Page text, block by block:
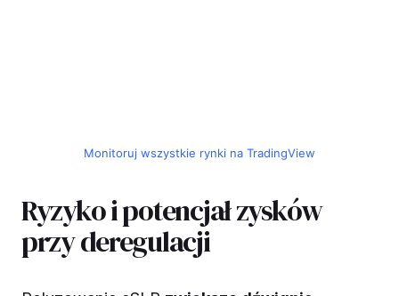
Monitoruj wszystkie rynki na TradingView
Ryzyko i potencjał zysków
przy deregulacji